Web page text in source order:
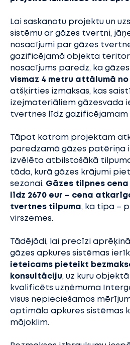
Lai saskaņotu projektu un
sistēmu ar gāzes tvertni,
nosacījumi par gāzes
gazificējamā objekta
nosacījums paredz, ka
vismaz 4 metru attālumā no
atšķirties izmaksas, kas
izejmateriāliem gāzesvada
tvertnes līdz gazificējamam
Tāpat katram projektam
paredzamā gāzes patēriņa
izvēlēta atbilstošākā
tāda, kurā gāzes krājumi
sezonai. Gāzes tilpnes cena
līdz 2670 eur – cena
tvertnes tilpuma, ka tipa –
virszemes.
Tādējādi, lai precīzi
gāzes apkures sistēmas
ieteicams pieteikt
konsultāciju, uz kuru
kvalificēts uzņēmuma
visus nepieciešamos
optimālo apkures sistēmas
mājoklim.